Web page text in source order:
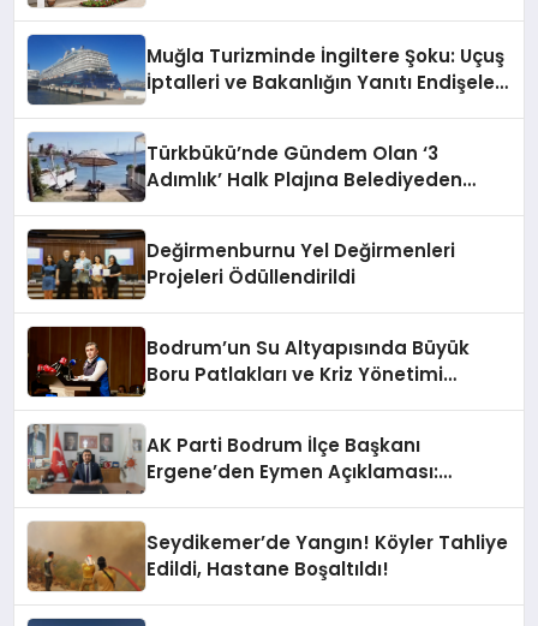
Muğla Turizminde İngiltere Şoku: Uçuş
İptalleri ve Bakanlığın Yanıtı Endişeleri
Türkbükü’nde Gündem Olan ‘3
Adımlık’ Halk Plajına Belediyeden
Değirmenburnu Yel Değirmenleri
Projeleri Ödüllendirildi
Bodrum’un Su Altyapısında Büyük
Boru Patlakları ve Kriz Yönetimi
AK Parti Bodrum İlçe Başkanı
Ergene’den Eymen Açıklaması:
Seydikemer’de Yangın! Köyler Tahliye
Edildi, Hastane Boşaltıldı!